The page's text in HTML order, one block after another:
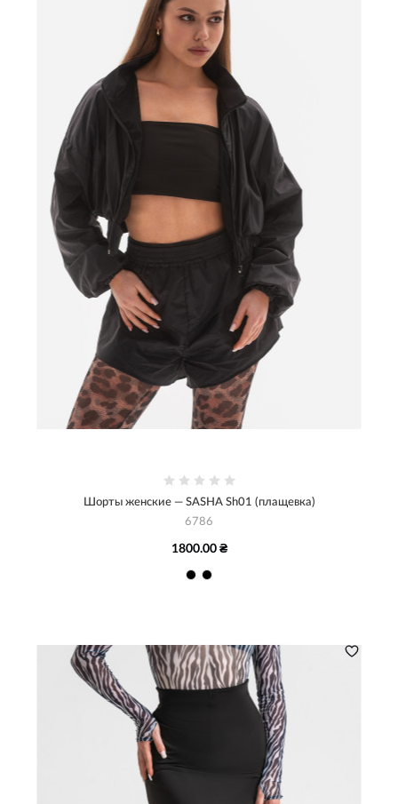
Шорты женские — SASHA Sh01 (плащевка)
6786
1800.00 ₴